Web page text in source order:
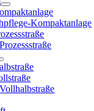
Kompaktanlage